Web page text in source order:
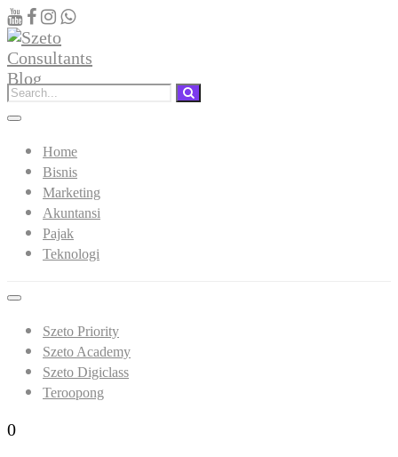
Home
Bisnis
Marketing
Akuntansi
Pajak
Teknologi
Szeto Priority
Szeto Academy
Szeto Digiclass
Teroopong
0